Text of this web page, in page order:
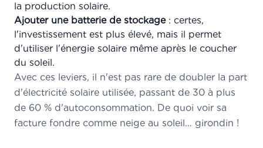
la production solaire.
Ajouter une batterie de stockage: certes,
l'investissement est plus élevé, mais il permet
d'utiliser l'énergie solaire même après le coucher
du soleil.
Avec ces leviers, il n'est pas rare de doubler la part
d'électricité solaire utilisée, passant de 30 à plus
de 60 % d'autoconsommation. De quoi voir sa
facture fondre comme neige au soleil… girondin !